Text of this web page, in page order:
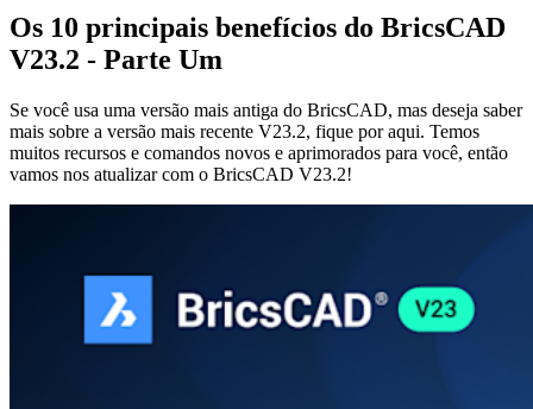
Os 10 principais benefícios do BricsCAD
V23.2 - Parte Um
Se você usa uma versão mais antiga do BricsCAD, mas deseja saber
mais sobre a versão mais recente V23.2, fique por aqui. Temos
muitos recursos e comandos novos e aprimorados para você, então
vamos nos atualizar com o BricsCAD V23.2!